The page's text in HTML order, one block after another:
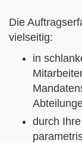
Die
vielseitig:
in
durch